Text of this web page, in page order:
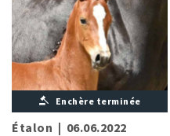
Enchère terminée
Étalon | 06.06.2022